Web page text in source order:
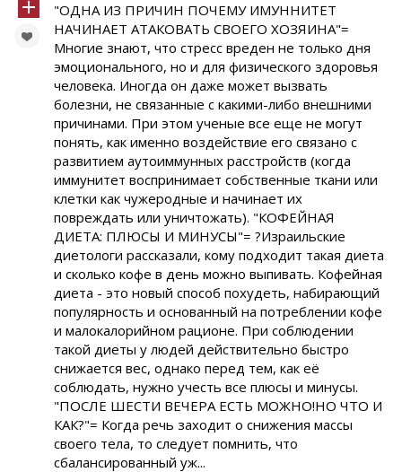
"ОДНА ИЗ ПРИЧИН ПОЧЕМУ ИМУННИТЕТ
НАЧИНАЕТ АТАКОВАТЬ СВОЕГО ХОЗЯИНА"=
Многие знают, что стресс вреден не только дня
эмоционального, но и для физического здоровья
человека. Иногда он даже может вызвать
болезни, не связанные с какими-либо внешними
причинами. При этом ученые все еще не могут
понять, как именно воздействие его связано с
развитием аутоиммунных расстройств (когда
иммунитет воспринимает собственные ткани или
клетки как чужеродные и начинает их
повреждать или уничтожать). "КОФЕЙНАЯ
ДИЕТА: ПЛЮСЫ И МИНУСЫ"= ?Израильские
диетологи рассказали, кому подходит такая диета
и сколько кофе в день можно выпивать. Кофейная
диета - это новый способ похудеть, набирающий
популярность и основанный на потреблении кофе
и малокалорийном рационе. При соблюдении
такой диеты у людей действительно быстро
снижается вес, однако перед тем, как её
соблюдать, нужно учесть все плюсы и минусы.
"ПОСЛЕ ШЕСТИ ВЕЧЕРА ЕСТЬ МОЖНО!НО ЧТО И
КАК?"= Когда речь заходит о снижения массы
своего тела, то следует помнить, что
сбалансированный уж...